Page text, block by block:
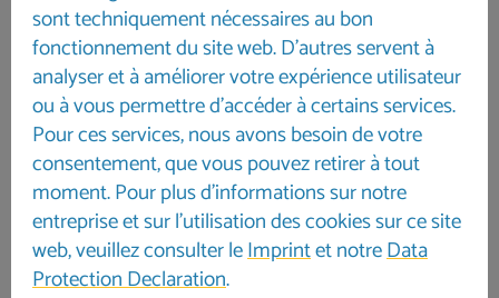
sont techniquement nécessaires au bon
fonctionnement du site web. D'autres servent à
analyser et à améliorer votre expérience utilisateur
ou à vous permettre d'accéder à certains services.
Pour ces services, nous avons besoin de votre
consentement, que vous pouvez retirer à tout
moment. Pour plus d'informations sur notre
entreprise et sur l'utilisation des cookies sur ce site
web, veuillez consulter leImprintet notreData
Protection Declaration.